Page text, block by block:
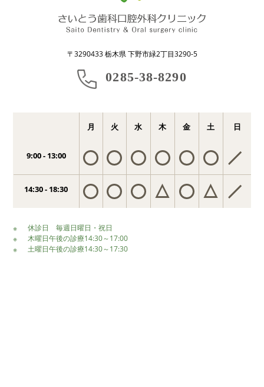
〒3290433 栃木県 下野市緑2丁目3290-5
0285-38-8290
月 火 水 木 金 土 日
9:00 - 13:00
14:30 - 18:30
休診日 毎週日曜日・祝日
木曜日午後の診療14:30～17:00
土曜日午後の診療14:30～17:30